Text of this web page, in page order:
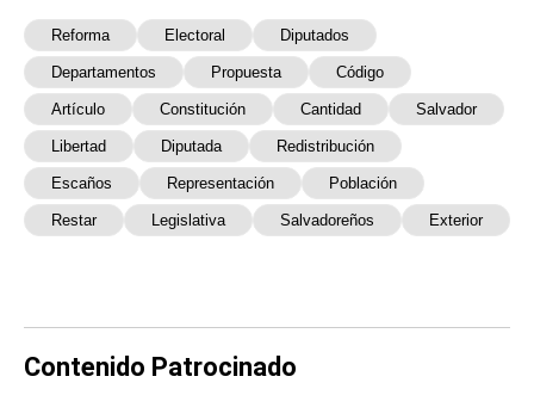
Reforma Electoral Diputados
Departamentos Propuesta Código
Artículo Constitución Cantidad Salvador
Libertad Diputada Redistribución
Escaños Representación Población
Restar Legislativa Salvadoreños Exterior
Contenido Patrocinado